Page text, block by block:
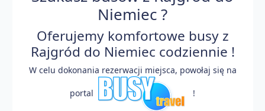
Niemiec ?
Oferujemy komfortowe busy z
Rajgród do Niemiec codziennie !
W celu dokonania rezerwacji miejsca, powołaj się na
portal !